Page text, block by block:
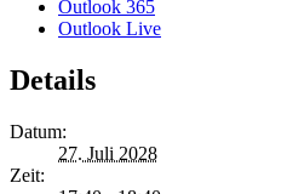
Outlook 365
Outlook Live
Details
Datum:
27. Juli 2028
Zeit: